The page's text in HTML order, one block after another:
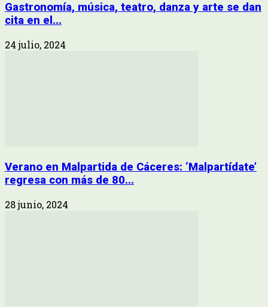
Gastronomía, música, teatro, danza y arte se dan
cita en el...
24 julio, 2024
Verano en Malpartida de Cáceres: ‘Malpartídate’
regresa con más de 80...
28 junio, 2024